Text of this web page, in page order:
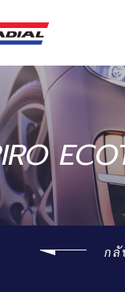
กลั